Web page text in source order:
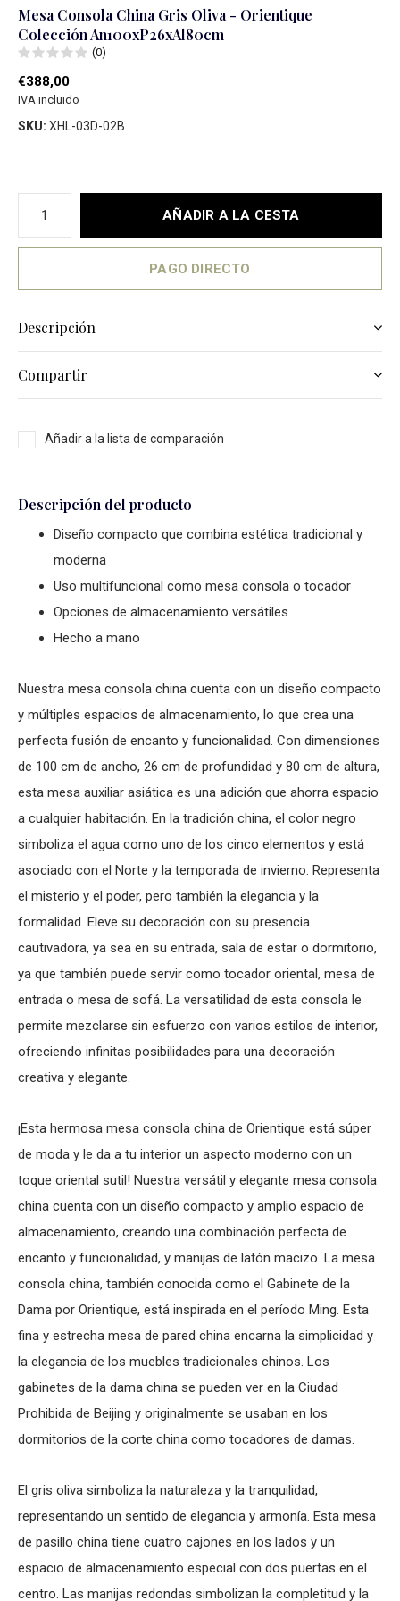
Mesa Consola China Gris Oliva - Orientique
Colección An100xP26xAl80cm
(0)
€388,00
IVA incluido
SKU: XHL-03D-02B
AÑADIR A LA CESTA
PAGO DIRECTO
Descripción
Compartir
Añadir a la lista de comparación
Descripción del producto
Diseño compacto que combina estética tradicional y
moderna
Uso multifuncional como mesa consola o tocador
Opciones de almacenamiento versátiles
Hecho a mano
Nuestra mesa consola china cuenta con un diseño compacto
y múltiples espacios de almacenamiento, lo que crea una
perfecta fusión de encanto y funcionalidad. Con dimensiones
de 100 cm de ancho, 26 cm de profundidad y 80 cm de altura,
esta mesa auxiliar asiática es una adición que ahorra espacio
a cualquier habitación. En la tradición china, el color negro
simboliza el agua como uno de los cinco elementos y está
asociado con el Norte y la temporada de invierno. Representa
el misterio y el poder, pero también la elegancia y la
formalidad. Eleve su decoración con su presencia
cautivadora, ya sea en su entrada, sala de estar o dormitorio,
ya que también puede servir como tocador oriental, mesa de
entrada o mesa de sofá. La versatilidad de esta consola le
permite mezclarse sin esfuerzo con varios estilos de interior,
ofreciendo infinitas posibilidades para una decoración
creativa y elegante.
¡Esta hermosa mesa consola china de Orientique está súper
de moda y le da a tu interior un aspecto moderno con un
toque oriental sutil! Nuestra versátil y elegante mesa consola
china cuenta con un diseño compacto y amplio espacio de
almacenamiento, creando una combinación perfecta de
encanto y funcionalidad, y manijas de latón macizo. La mesa
consola china, también conocida como el Gabinete de la
Dama por Orientique, está inspirada en el período Ming. Esta
fina y estrecha mesa de pared china encarna la simplicidad y
la elegancia de los muebles tradicionales chinos. Los
gabinetes de la dama china se pueden ver en la Ciudad
Prohibida de Beijing y originalmente se usaban en los
dormitorios de la corte china como tocadores de damas.
El gris oliva simboliza la naturaleza y la tranquilidad,
representando un sentido de elegancia y armonía. Esta mesa
de pasillo china tiene cuatro cajones en los lados y un
espacio de almacenamiento especial con dos puertas en el
centro. Las manijas redondas simbolizan la completitud y la